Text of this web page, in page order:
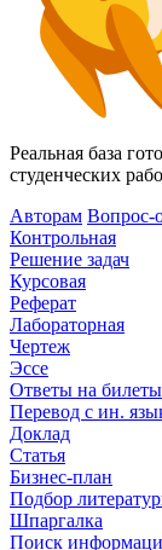
Реальная база
студенческих
Авторам Вопрос-
Контрольная
Решение задач
Курсовая
Реферат
Лабораторная
Чертеж
Эссе
Ответы на билеты
Перевод с ин.
Доклад
Статья
Бизнес-план
Подбор
Шпаргалка
Поиск